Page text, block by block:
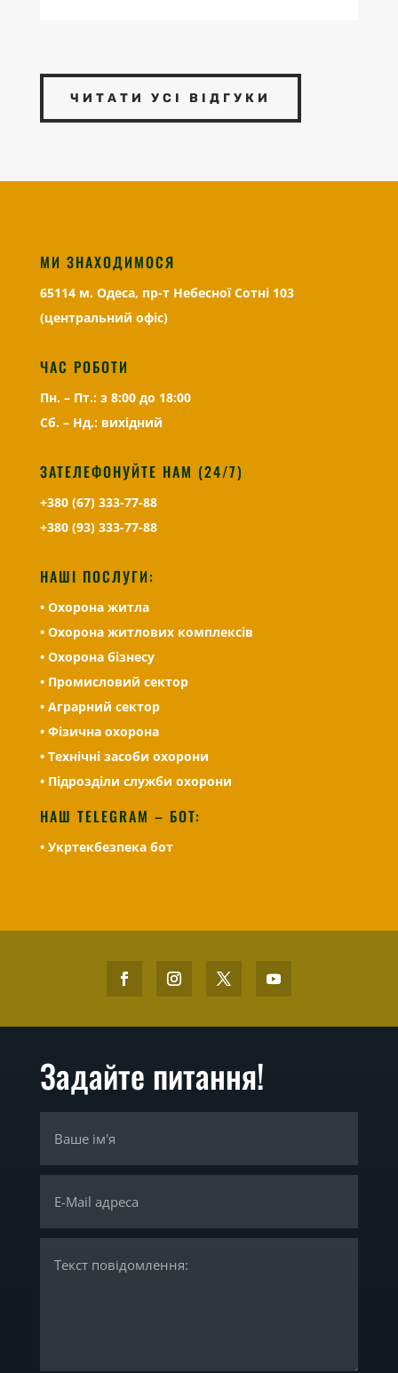
ЧИТАТИ УСІ ВІДГУКИ
МИ ЗНАХОДИМОСЯ
65114 м. Одеса, пр-т Небесної Сотні 103
(центральний офіс)
ЧАС РОБОТИ
Пн. – Пт.: з 8:00 до 18:00
Сб. – Нд.: вихідний
ЗАТЕЛЕФОНУЙТЕ НАМ (24/7)
+380 (67) 333-77-88
+380 (93) 333-77-88
НАШІ ПОСЛУГИ:
• Охорона житла
• Охорона житлових комплексів
• Охорона бізнесу
• Промисловий сектор
• Аграрний сектор
• Фізична охорона
• Технічні засоби охорони
• Підрозділи служби охорони
НАШ TELEGRAM – БОТ:
• Укртекбезпека бот
Задайте питання!